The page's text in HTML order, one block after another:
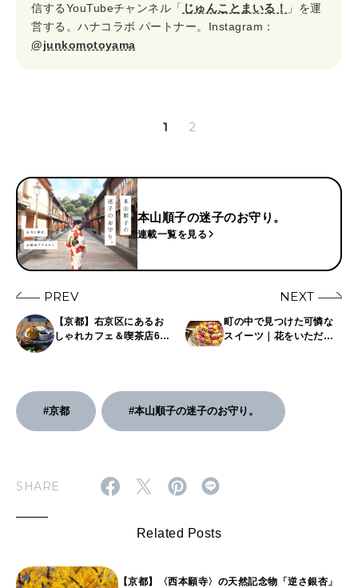
信するYouTubeチャンネル「 じゅんことまいる！
」を運
営する。ハナコラボ パートナー。Instagram：
@junkomotoyama
1 2
本山順子の迷子のお守り。
連載一覧を見る
PREV
【京都】右京区にあるお
しゃれカフェ＆喫茶店6
NEXT
町の中で見つけた可憐な
スイーツ｜花をいただ
#京都 #本山順子の迷子のお守り。
SHARE
Related Posts
【京都】〈西本願寺〉の天然記念物「逆さ銀杏」